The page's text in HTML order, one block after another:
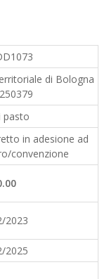
di Bologna
pasto
in adesione ad
convenzione
2023
2025